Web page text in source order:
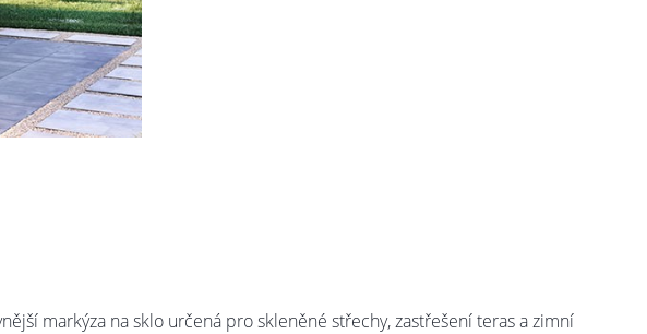
markýza na sklo určená pro skleněné střechy, zastřešení teras a zimní